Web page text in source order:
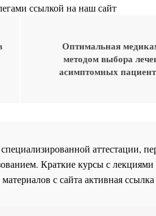
ссылкой на наш сайт
Оптимальная
методом выбора
асимптомных
аттестации,
Краткие курсы с
с сайта активная ссылка